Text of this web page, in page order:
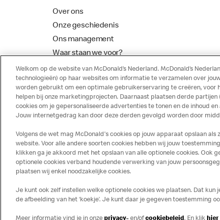
Over ons
Onze geschiedenis
Ons management
Waar staan we voor?
McDonalds Franchising
Disclaimer Privacy Cookies
Welkom op de website van McDonald’s Nederland. McDonald’s
technologieën) op haar websites om informatie te verzamelen over
worden gebruikt om een optimale gebruikerservaring te creëren, voor
helpen bij onze marketingprojecten. Daarnaast plaatsen derde
cookies om je gepersonaliseerde advertenties te tonen en de inhoud
Jouw internetgedrag kan door deze derden gevolgd worden door
Volgens de wet mag McDonald's cookies op jouw apparaat opslaan
website. Voor alle andere soorten cookies hebben wij jouw
klikken ga je akkoord met het opslaan van alle optionele cookies. Ook
optionele cookies verband houdende verwerking van jouw
plaatsen wij enkel noodzakelijke cookies.
Je kunt ook zelf instellen welke optionele cookies we plaatsen. Dat
de afbeelding van het ‘koekje’. Je kunt daar je gegeven toestemming